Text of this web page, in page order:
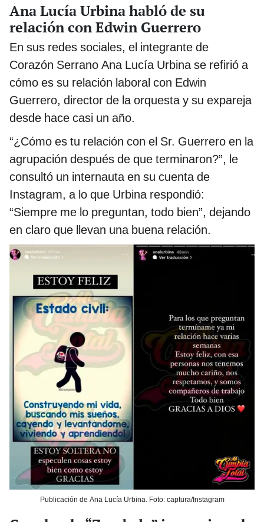
Ana Lucía Urbina habló de su
relación con Edwin Guerrero
En sus redes sociales, el integrante de
Corazón Serrano Ana Lucía Urbina se refirió a
cómo es su relación laboral con Edwin
Guerrero, director de la orquesta y su expareja
desde hace casi un año.
“¿Cómo es tu relación con el Sr. Guerrero en la
agrupación después de que terminaron?”, le
consultó un internauta en su cuenta de
Instagram, a lo que Urbina respondió:
“Siempre me lo preguntan, todo bien”, dejando
en claro que llevan una buena relación.
Publicación de Ana Lucía Urbina. Foto: captura/Instagram